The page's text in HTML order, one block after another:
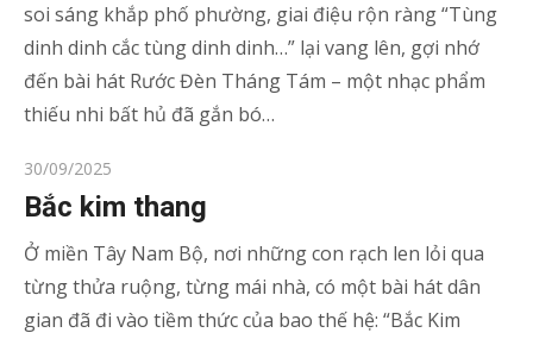
soi sáng khắp phố phường, giai điệu rộn ràng “Tùng
dinh dinh cắc tùng dinh dinh…” lại vang lên, gợi nhớ
đến bài hát Rước Đèn Tháng Tám – một nhạc phẩm
thiếu nhi bất hủ đã gắn bó…
Posted
on
30/09/2025
Bắc kim thang
Ở miền Tây Nam Bộ, nơi những con rạch len lỏi qua
từng thửa ruộng, từng mái nhà, có một bài hát dân
gian đã đi vào tiềm thức của bao thế hệ: “Bắc Kim